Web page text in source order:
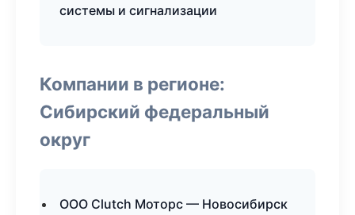
системы и сигнализации
Компании в регионе:
Сибирский федеральный
округ
ООО Clutch Моторс — Новосибирск